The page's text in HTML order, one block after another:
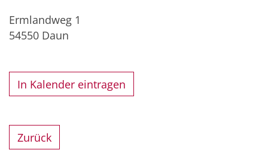
Ermlandweg 1
54550 Daun
In Kalender eintragen
Zurück